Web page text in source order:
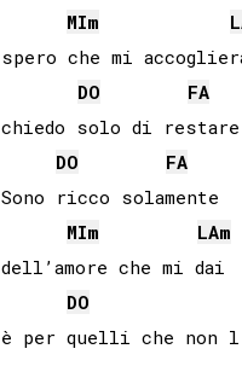
MIm
spero che mi
DO
FA
chiedo solo di restare
DO
FA
Sono ricco solamente
MIm LAm
dell’amore che mi dai
DO
è per quelli che non